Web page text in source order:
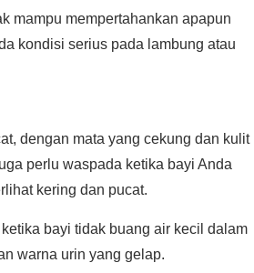
mampu mempertahankan apapun
kondisi serius pada lambung atau
dengan mata yang cekung dan kulit
perlu waspada ketika bayi Anda
kering dan pucat.
bayi tidak buang air kecil dalam
warna urin yang gelap.